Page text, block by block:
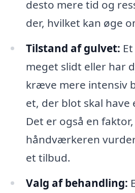
desto mere tid og
der, hvilket kan øge
Tilstand af gulvet:
meget slidt eller har
kræve mere intensiv
et, der blot skal have
Det er også en
håndværkeren
et tilbud.
Valg af behandling: